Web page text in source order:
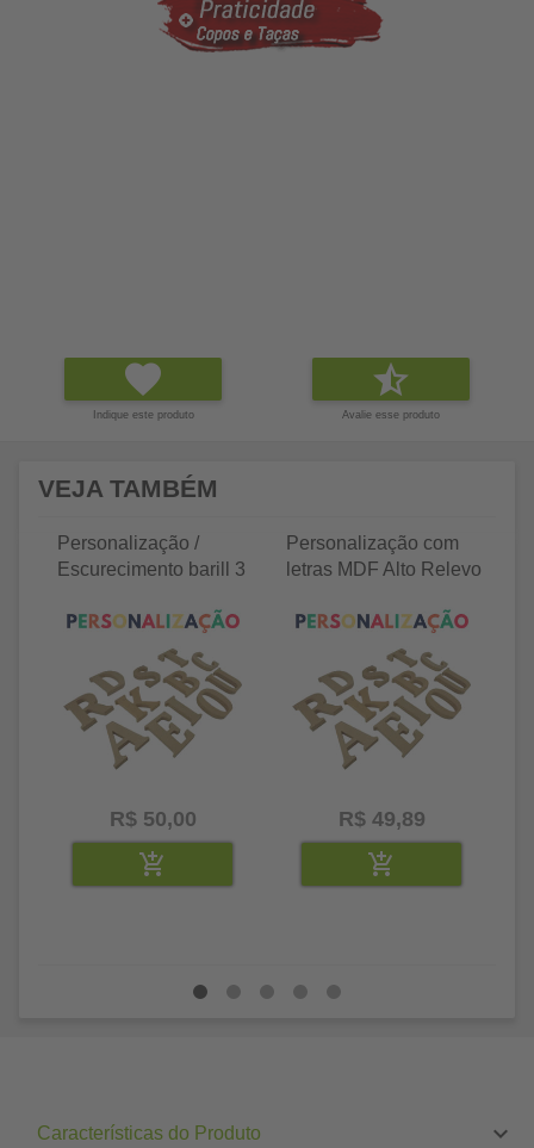
Indique este produto Avalie esse produto
VEJA TAMBÉM
Personalização /
Escurecimento barill 3
R$ 50,00
Personalização com
letras MDF Alto Relevo
R$ 49,89
Características do Produto